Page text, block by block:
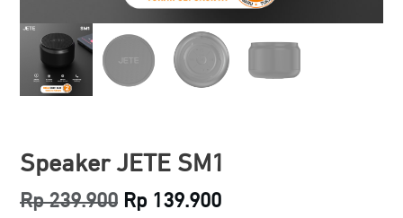
Speaker JETE SM1
Rp239.900 Original
Rp 139.900Current